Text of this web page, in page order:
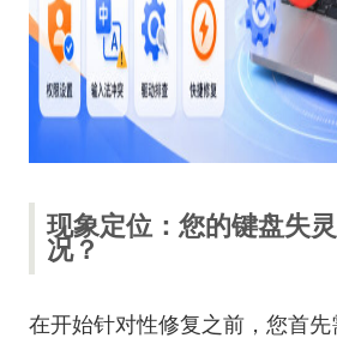
现象定位：您的键盘失
况？
在开始针对性修复之前，您首